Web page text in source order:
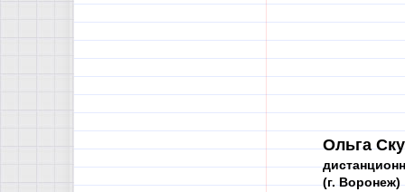
Ольга
(г. Воронеж)